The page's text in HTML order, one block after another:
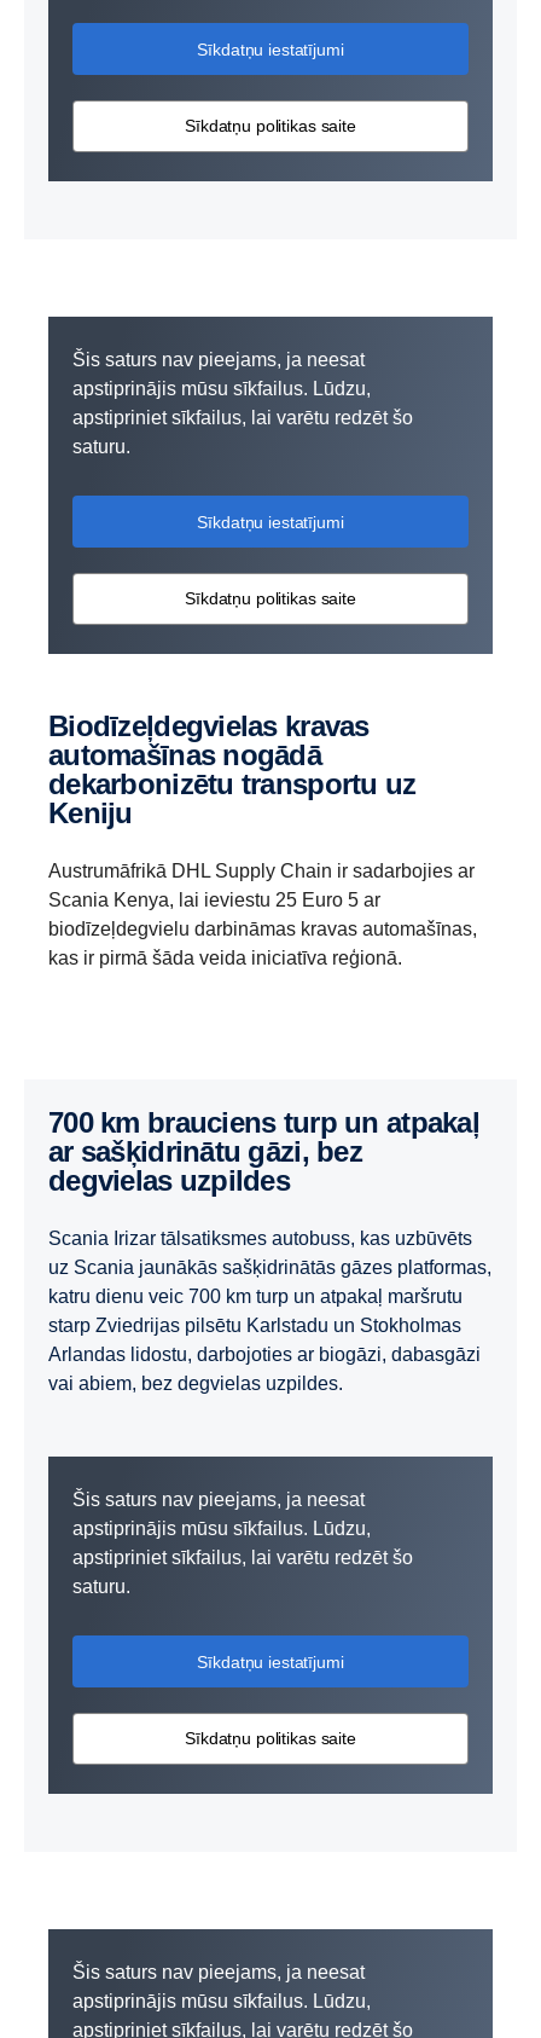
Sīkdatņu iestatījumi
Sīkdatņu politikas saite
Šis saturs nav pieejams, ja neesat
apstiprinājis mūsu sīkfailus. Lūdzu,
apstipriniet sīkfailus, lai varētu redzēt šo
saturu.
Sīkdatņu iestatījumi
Sīkdatņu politikas saite
Biodīzeļdegvielas kravas
automašīnas nogādā
dekarbonizētu transportu uz
Keniju
Austrumāfrikā DHL Supply Chain ir sadarbojies ar
Scania Kenya, lai ieviestu 25 Euro 5 ar
biodīzeļdegvielu darbināmas kravas automašīnas,
kas ir pirmā šāda veida iniciatīva reģionā.
700 km brauciens turp un atpakaļ
ar sašķidrinātu gāzi, bez
degvielas uzpildes
Scania Irizar tālsatiksmes autobuss, kas uzbūvēts
uz Scania jaunākās sašķidrinātās gāzes platformas,
katru dienu veic 700 km turp un atpakaļ maršrutu
starp Zviedrijas pilsētu Karlstadu un Stokholmas
Arlandas lidostu, darbojoties ar biogāzi, dabasgāzi
vai abiem, bez degvielas uzpildes.
Šis saturs nav pieejams, ja neesat
apstiprinājis mūsu sīkfailus. Lūdzu,
apstipriniet sīkfailus, lai varētu redzēt šo
saturu.
Sīkdatņu iestatījumi
Sīkdatņu politikas saite
Šis saturs nav pieejams, ja neesat
apstiprinājis mūsu sīkfailus. Lūdzu,
apstipriniet sīkfailus, lai varētu redzēt šo